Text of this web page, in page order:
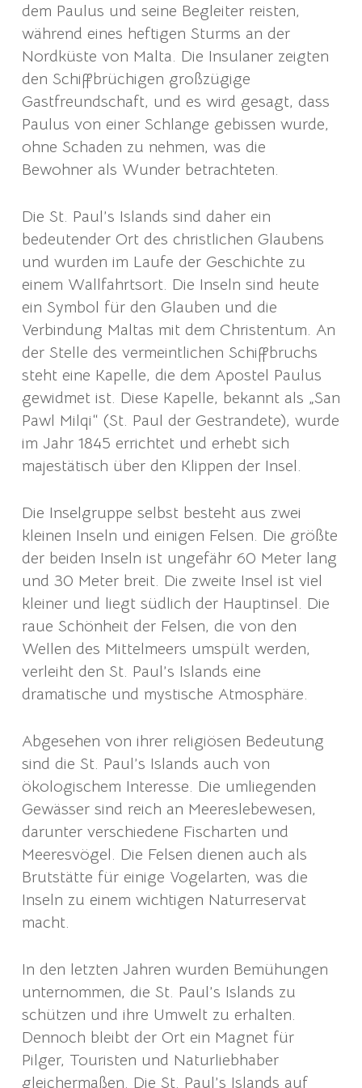
dem Paulus und seine Begleiter reisten,
während eines heftigen Sturms an der
Nordküste von Malta. Die Insulaner zeigten
den Schiffbrüchigen großzügige
Gastfreundschaft, und es wird gesagt, dass
Paulus von einer Schlange gebissen wurde,
ohne Schaden zu nehmen, was die
Bewohner als Wunder betrachteten.
Die St. Paul’s Islands sind daher ein
bedeutender Ort des christlichen Glaubens
und wurden im Laufe der Geschichte zu
einem Wallfahrtsort. Die Inseln sind heute
ein Symbol für den Glauben und die
Verbindung Maltas mit dem Christentum. An
der Stelle des vermeintlichen Schiffbruchs
steht eine Kapelle, die dem Apostel Paulus
gewidmet ist. Diese Kapelle, bekannt als „San
Pawl Milqi“ (St. Paul der Gestrandete), wurde
im Jahr 1845 errichtet und erhebt sich
majestätisch über den Klippen der Insel.
Die Inselgruppe selbst besteht aus zwei
kleinen Inseln und einigen Felsen. Die größte
der beiden Inseln ist ungefähr 60 Meter lang
und 30 Meter breit. Die zweite Insel ist viel
kleiner und liegt südlich der Hauptinsel. Die
raue Schönheit der Felsen, die von den
Wellen des Mittelmeers umspült werden,
verleiht den St. Paul’s Islands eine
dramatische und mystische Atmosphäre.
Abgesehen von ihrer religiösen Bedeutung
sind die St. Paul’s Islands auch von
ökologischem Interesse. Die umliegenden
Gewässer sind reich an Meereslebewesen,
darunter verschiedene Fischarten und
Meeresvögel. Die Felsen dienen auch als
Brutstätte für einige Vogelarten, was die
Inseln zu einem wichtigen Naturreservat
macht.
In den letzten Jahren wurden Bemühungen
unternommen, die St. Paul’s Islands zu
schützen und ihre Umwelt zu erhalten.
Dennoch bleibt der Ort ein Magnet für
Pilger, Touristen und Naturliebhaber
gleichermaßen. Die St. Paul’s Islands auf